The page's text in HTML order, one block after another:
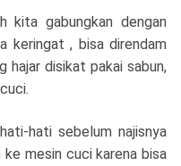
kita gabungkan dengan
keringat , bisa direndam
hajar disikat pakai sabun,
hati sebelum najisnya
ke mesin cuci karena bisa